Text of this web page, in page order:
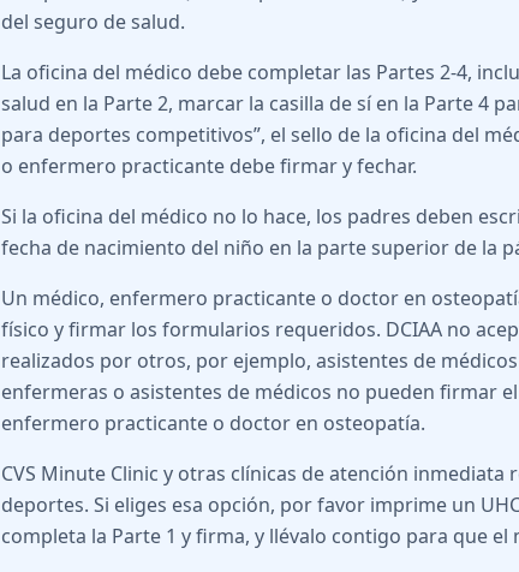
del seguro de salud.
La oficina del médico debe completar las Partes 2-4,
salud en la Parte 2, marcar la casilla de sí en la Parte 4
para deportes competitivos”, el sello de la oficina del
o enfermero practicante debe firmar y fechar.
Si la oficina del médico no lo hace, los padres deben
fecha de nacimiento del niño en la parte superior de la
Un médico, enfermero practicante o doctor en
físico y firmar los formularios requeridos. DCIAA no
realizados por otros, por ejemplo, asistentes de
enfermeras o asistentes de médicos no pueden firmar
enfermero practicante o doctor en osteopatía.
CVS Minute Clinic y otras clínicas de atención inmediata
deportes. Si eliges esa opción, por favor imprime un
completa la Parte 1 y firma, y llévalo contigo para que el